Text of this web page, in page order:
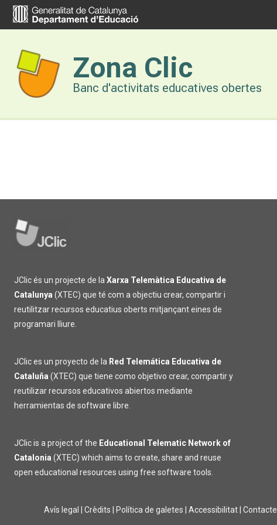
Vés
Zona Clic
Banc d'activitats educatives obertes
JClic és un projecte de la Xarxa Telemàtica Educativa de
Catalunya (XTEC) que té com a objectiu crear, compartir i
reutilitzar recursos educatius oberts mitjançant eines de
programari lliure.
JClic es un proyecto de la Red Telemática Educativa de
Cataluña (XTEC) que tiene como objetivo crear, compartir y
reutilizar recursos educativos abiertos mediante
herramientas de software libre.
JClic is a project of the Educational Telematic Network of
Catalonia (XTEC) which aims to create, share and reuse
open educational resources using free software tools.
Avís legal Crèdits Política de galetes Accessibilitat Contacte